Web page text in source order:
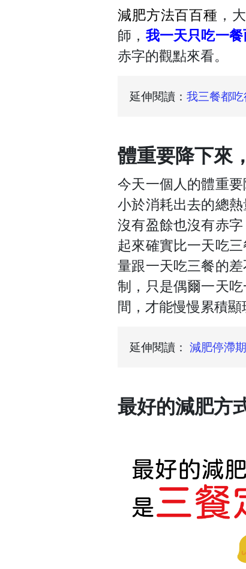
減肥方法百百種 ，
師， 我一天只吃一
赤字的觀點來看。
延伸閱讀：我三餐都
體重要降下來
今天一個人的體重
小於消耗出去的總
沒有盈餘也沒有赤
起來確實比一天吃
量跟一天吃三餐的
制，只是偶爾一天
間，才能慢慢累積顯
延伸閱讀： 減肥停滯
最好的減肥方